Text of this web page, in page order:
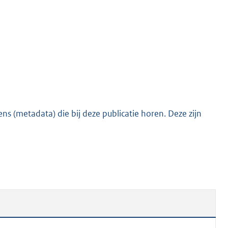
(metadata) die bij deze publicatie horen. Deze zijn